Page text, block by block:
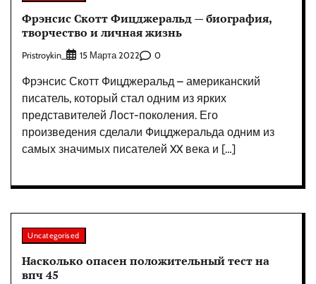
Фрэнсис Скотт Фицджеральд — биография,
творчество и личная жизнь
Pristroykin_ 15 Марта 2022 0
Фрэнсис Скотт Фицджеральд – американский
писатель, который стал одним из ярких
представителей Лост-поколения. Его
произведения сделали Фицджеральда одним из
самых значимых писателей XX века и […]
Uncategorised
Насколько опасен положительный тест на
впч 45